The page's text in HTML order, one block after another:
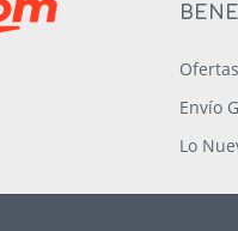
Envío
Lo